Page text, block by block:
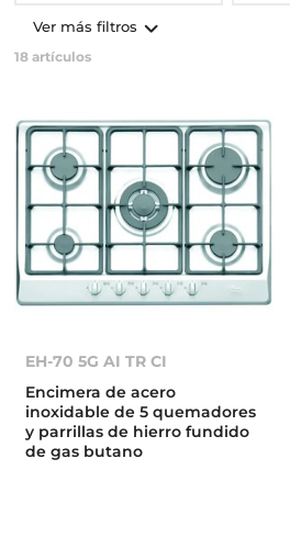
Ver más filtros
18 artículos
EH-70 5G AI TR CI
Encimera de acero
inoxidable de 5 quemadores
y parrillas de hierro fundido
de gas butano